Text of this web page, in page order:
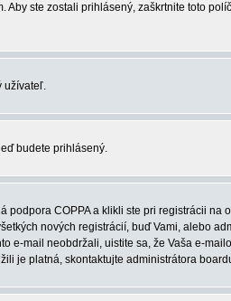
ste zostali prihlásený, zaškrtnite toto
užívateľ.
budete prihlásený.
podpora COPPA a klikli ste pri registrácii na
nových registrácií, buď Vami, alebo
e-mail neobdržali, uistite sa, že Vaša e-
je platná, skontaktujte administrátora